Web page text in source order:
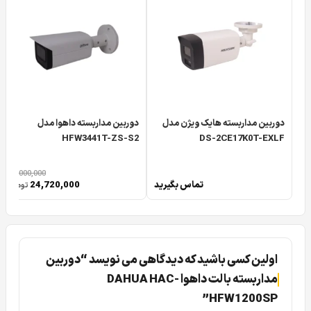
ذهن شما به وجود بیاورد که شاید دوربین مداربسته بولت
DAHUA DH-HAC-HFW1200SP
قدیمی شده و دیگر مورد
استفاده قرار نمی گیرد.
توضیح خواهیم داد تمام ویژگی های یک دوربین با کیفیت چه از
یکی از
محصولات پر طرفدار HDCVI
داهوا در کیس SP می باشد. کیس SP یکی از کیس های معروف
شرکت داهوا می باشد و دارای تنوع دوربینی فراوانی چه در
محصولات HDCVI
و چه درمحصولات تحت شبکهبا مگاپیکسل
می باشد.
دوربین مداربسته هایک ویژن مدل
DS-2CE17K0T-EXLF
تماس بگیرید
دوربین مداربسته داهوا مدل
HFW3441T-ZS-S2
30,000,000
24,720,000 تومان
اولین کسی باشید که دیدگاهی می نویسد “دوربین
مداربسته بالت داهوا DAHUA HAC-
HFW1200SP”